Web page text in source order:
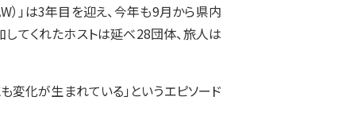
）」は3年目を迎え、今年も9月から県内
してくれたホストは延べ28団体、旅人は
変化が生まれている」というエピソード